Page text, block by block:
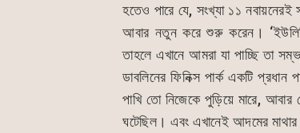
হতেও পারে যে, সংখ্যা ১১
আবার নতুন করে শুরু করেন।
তাহলে এখানে আমরা যা পাচ্ছি তা
ডাবলিনের ফিনিক্স পার্ক একটি
পাখি তো নিজেকে পুড়িয়ে মারে,
ঘটেছিল। এবং এখানেই আদমের